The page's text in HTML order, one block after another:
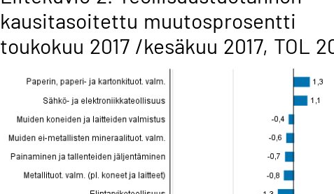
kausitasoitettu muutosprosentti
toukokuu 2017 /kesäkuu 2017, TOL